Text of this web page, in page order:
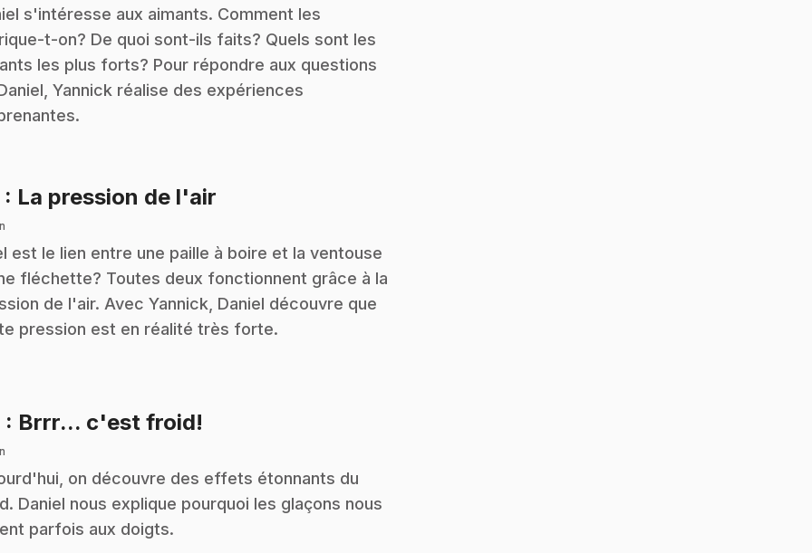
s'intéresse aux aimants. Comment les
t-on? De quoi sont-ils faits? Quels sont les
les plus forts? Pour répondre aux questions
Yannick réalise des expériences
: La pression de l'air
est le lien entre une paille à boire et la ventouse
fléchette? Toutes deux fonctionnent grâce à la
de l'air. Avec Yannick, Daniel découvre que
pression est en réalité très forte.
: Brrr... c'est froid!
on découvre des effets étonnants du
Daniel nous explique pourquoi les glaçons nous
parfois aux doigts.